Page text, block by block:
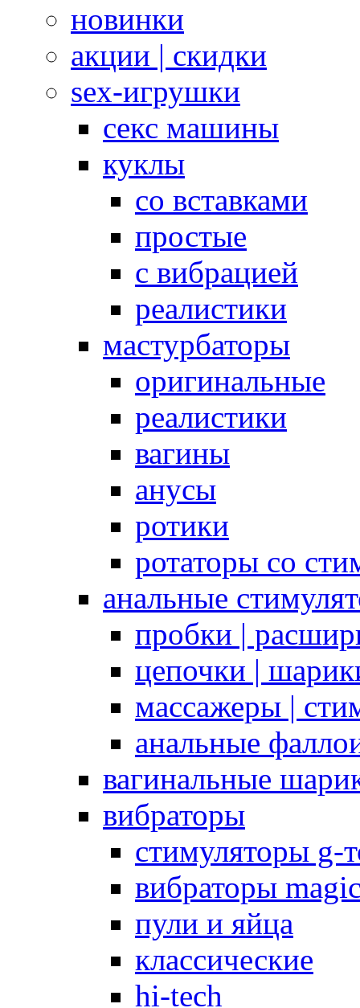
новинки
акции | скидки
sex-игрушки
секс машины
куклы
со вставками
простые
с вибрацией
реалистики
мастурбаторы
оригинальные
реалистики
вагины
анусы
ротики
ротаторы со
анальные
пробки |
цепочки |
массажеры |
анальные
вагинальные
вибраторы
стимуляторы g-
вибраторы
пули и яйца
классические
hi-tech